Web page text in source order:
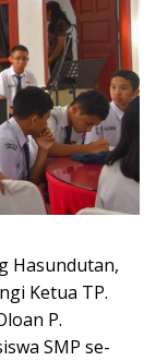
Hasundutan,
Ketua TP.
P.
SMP se-